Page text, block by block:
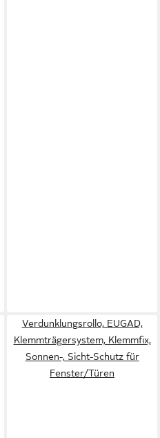
Verdunklungsrollo, EUGAD,
Klemmträgersystem, Klemmfix,
Sonnen-, Sicht-Schutz für
Fenster/Türen